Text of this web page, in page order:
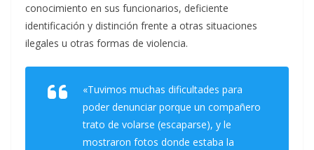
conocimiento en sus funcionarios, deficiente
identificación y distinción frente a otras situaciones
ilegales u otras formas de violencia.
«Tuvimos muchas dificultades para
poder denunciar porque un compañero
trato de volarse (escaparse), y le
mostraron fotos donde estaba la